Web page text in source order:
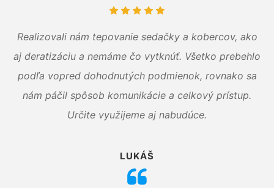
Realizovali nám tepovanie sedačky a kobercov, ako
aj deratizáciu a nemáme čo vytknúť. Všetko prebehlo
podľa vopred dohodnutých podmienok, rovnako sa
nám páčil spôsob komunikácie a celkový prístup.
Určite využijeme aj nabudúce.
LUKÁŠ